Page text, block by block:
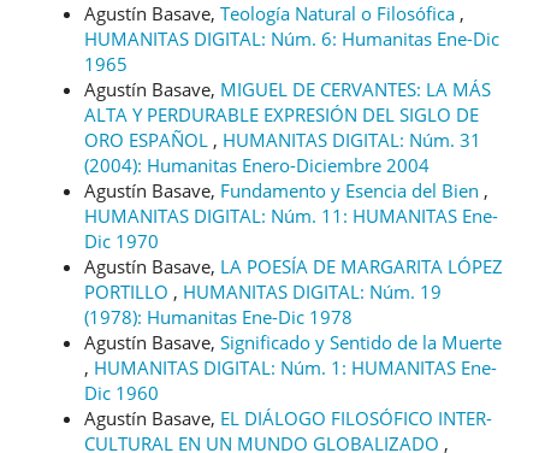
Agustín Basave, Teología Natural o Filosófica ,
HUMANITAS DIGITAL: Núm. 6: Humanitas Ene-Dic
1965
Agustín Basave, MIGUEL DE CERVANTES: LA MÁS
ALTA Y PERDURABLE EXPRESIÓN DEL SIGLO DE
ORO ESPAÑOL , HUMANITAS DIGITAL: Núm. 31
(2004): Humanitas Enero-Diciembre 2004
Agustín Basave, Fundamento y Esencia del Bien ,
HUMANITAS DIGITAL: Núm. 11: HUMANITAS Ene-
Dic 1970
Agustín Basave, LA POESÍA DE MARGARITA LÓPEZ
PORTILLO , HUMANITAS DIGITAL: Núm. 19
(1978): Humanitas Ene-Dic 1978
Agustín Basave, Significado y Sentido de la Muerte
, HUMANITAS DIGITAL: Núm. 1: HUMANITAS Ene-
Dic 1960
Agustín Basave, EL DIÁLOGO FILOSÓFICO INTER-
CULTURAL EN UN MUNDO GLOBALIZADO ,